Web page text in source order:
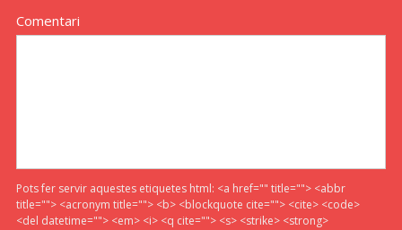
Comentari
Pots fer servir aquestes etiquetes html: <a href="" title=""> <abbr
title=""> <acronym title=""> <b> <blockquote cite=""> <cite> <code>
<del datetime=""> <em> <i> <q cite=""> <s> <strike> <strong>